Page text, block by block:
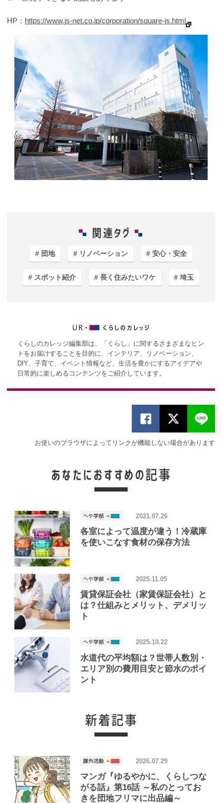
HP： https://www.js-net.co.jp/corporation/square-js.html
団地 リノベーション 安心・安全
スポット紹介 長く住みたいワケ 埼玉
くらしのカレッジ編集部は、「くらし」に関するさまざまなヒン
トをお届けすることを目的に、インテリア、リノベーション、
DIY、子育て、イベント情報など、生活を豊かにするアイデアや
日常的に楽しめるコンテンツをご紹介しています。
お使いのブラウザによってリンクが機能しない場合があります
各室によって温度が違う！冷蔵庫
を使いこなす食材の保存方法
2021.07.26
賃貸保証会社（家賃保証会社）と
は？仕組みとメリット、デメリッ
ト
2025.11.05
水道代の平均額は？世帯人数別・
エリア別の費用目安と節水のポイ
ント
2025.10.22
マンガ『ゆるやかに、くらしつな
がる話』第16話 ～私のとってお
きを団地フリマに出品編～
2026.07.29